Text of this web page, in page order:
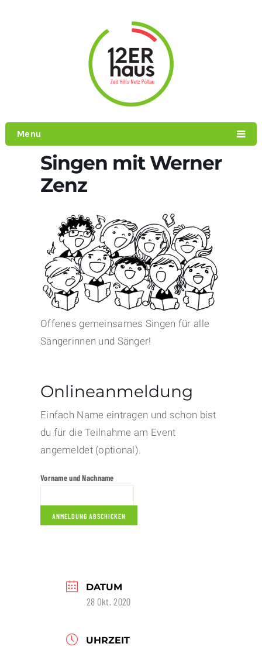
Menu
Singen mit Werner
Zenz
Offenes gemeinsames Singen für alle
Sängerinnen und Sänger!
Onlineanmeldung
Einfach Name eintragen und schon bist
du für die Teilnahme am Event
angemeldet (optional).
Vorname und Nachname
DATUM
28 Okt. 2020
UHRZEIT